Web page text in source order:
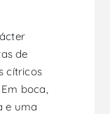
de
cítricos
boca,
e uma